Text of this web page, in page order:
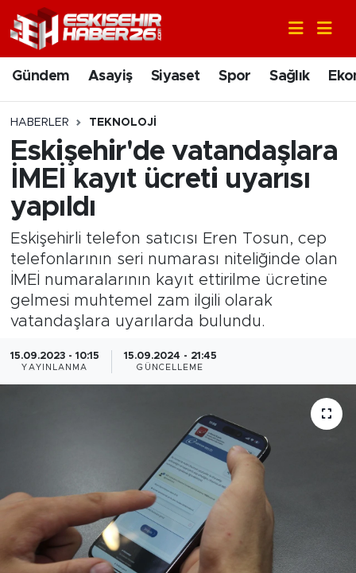
Gündem Asayiş Siyaset Spor Sağlık
HABERLER TEKNOLOJI
Eskişehir'de vatandaşlara
İMEİ kayıt ücreti uyarısı
yapıldı
Eskişehirli telefon satıcısı Eren Tosun, cep
telefonlarının seri numarası niteliğinde olan
İMEİ numaralarının kayıt ettirilme ücretine
gelmesi muhtemel zam ilgili olarak
vatandaşlara uyarılarda bulundu.
15.09.2023 - 10:15
YAYINLANMA
15.09.2024 - 21:45
GÜNCELLEME
Gündem
Asayiş
Siyaset
Spor
Sağlık
Ekonomi
Eğitim
Bölge
Dünya
Sektör
Nöbetçi Eczaneler
Hava Durumu
Trafik Durumu
Süper Lig Puan Durumu ve Fikstür
Tüm Manşetler
Son Dakika Haberleri
Haber Arşivi